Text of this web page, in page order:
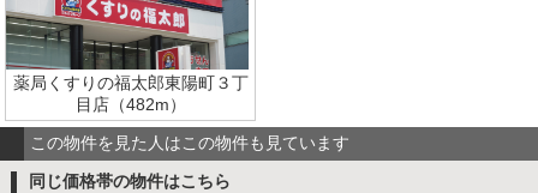
薬局くすりの福太郎東陽町３丁
目店（482m）
この物件を見た人はこの物件も見ています
同じ価格帯の物件はこちら